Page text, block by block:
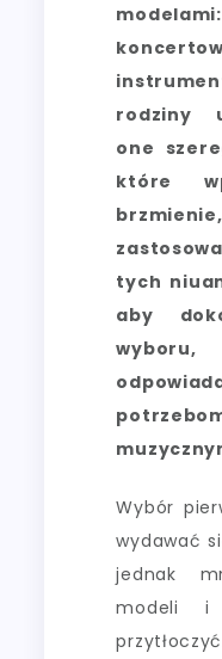
rodziny
one
które
tych
aby
Wybór
wydawać
jednak
modeli i